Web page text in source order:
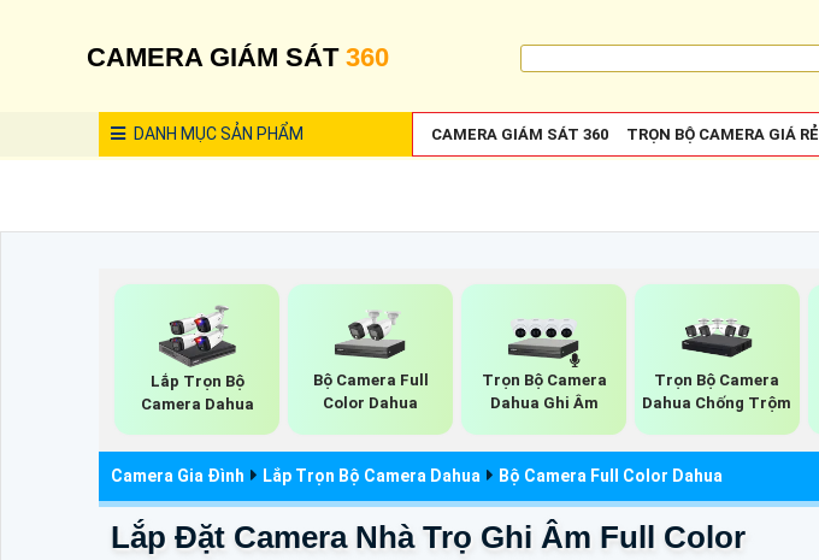
CAMERA GIÁM SÁT 360
DANH MỤCSẢN PHẨM CAMERA GIÁM SÁT 360 TRỌN BỘ CAMERA GIÁ RẺ
Lắp Trọn Bộ
Camera Dahua
Bộ Camera Full
Color Dahua
Trọn Bộ Camera
Dahua Ghi Âm
Trọn Bộ Camera
Dahua Chống Trộm
Camera Gia Đình Lắp Trọn Bộ Camera Dahua Bộ Camera Full Color Dahua
Lắp Đặt Camera Nhà Trọ Ghi Âm Full Color